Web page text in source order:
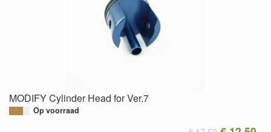
MODIFY Cylinder Head for Ver.7
Op voorraad